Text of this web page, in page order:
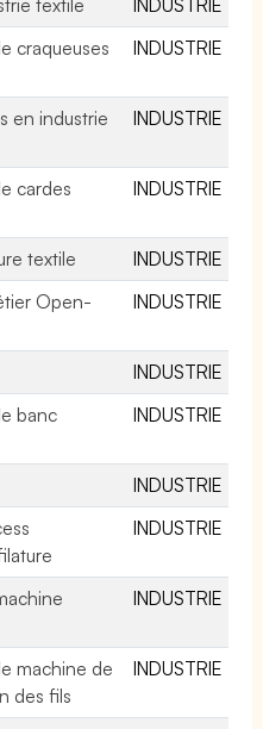
craqueuses
INDUSTRIE
en industrie
INDUSTRIE
cardes
INDUSTRIE
textile
INDUSTRIE
Open-
INDUSTRIE
INDUSTRIE
banc
INDUSTRIE
INDUSTRIE
INDUSTRIE
INDUSTRIE
machine de
des fils
INDUSTRIE